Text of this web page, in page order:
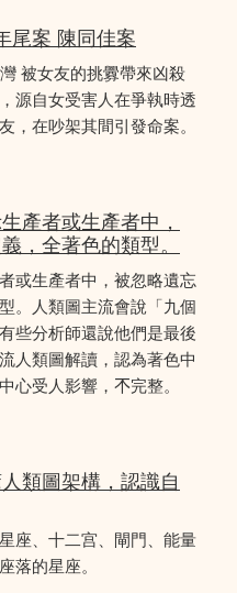
尾案 陳同佳案
被女友的挑釁帶來凶殺
源自女受害人在爭執時透
，在吵架其間引發命案。
產者或生產者中，
，全著色的類型。
或生產者中，被忽略遺忘
。人類圖主流會說「九個
些分析師還說他們是最後
人類圖解讀，認為著色中
心受人影響，𣎴完整。
類圖架構，認識自
座、十二宫、閘門、能量
落的星座。